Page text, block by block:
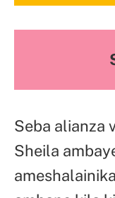
Seba alianza
Sheila